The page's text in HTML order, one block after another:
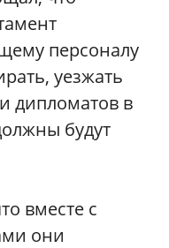
персоналу
уезжать
дипломатов в
будут
вместе с
они